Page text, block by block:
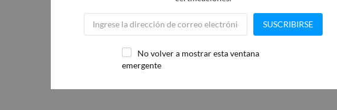
SUSCRIBIRSE
No volver a mostrar esta ventana
emergente